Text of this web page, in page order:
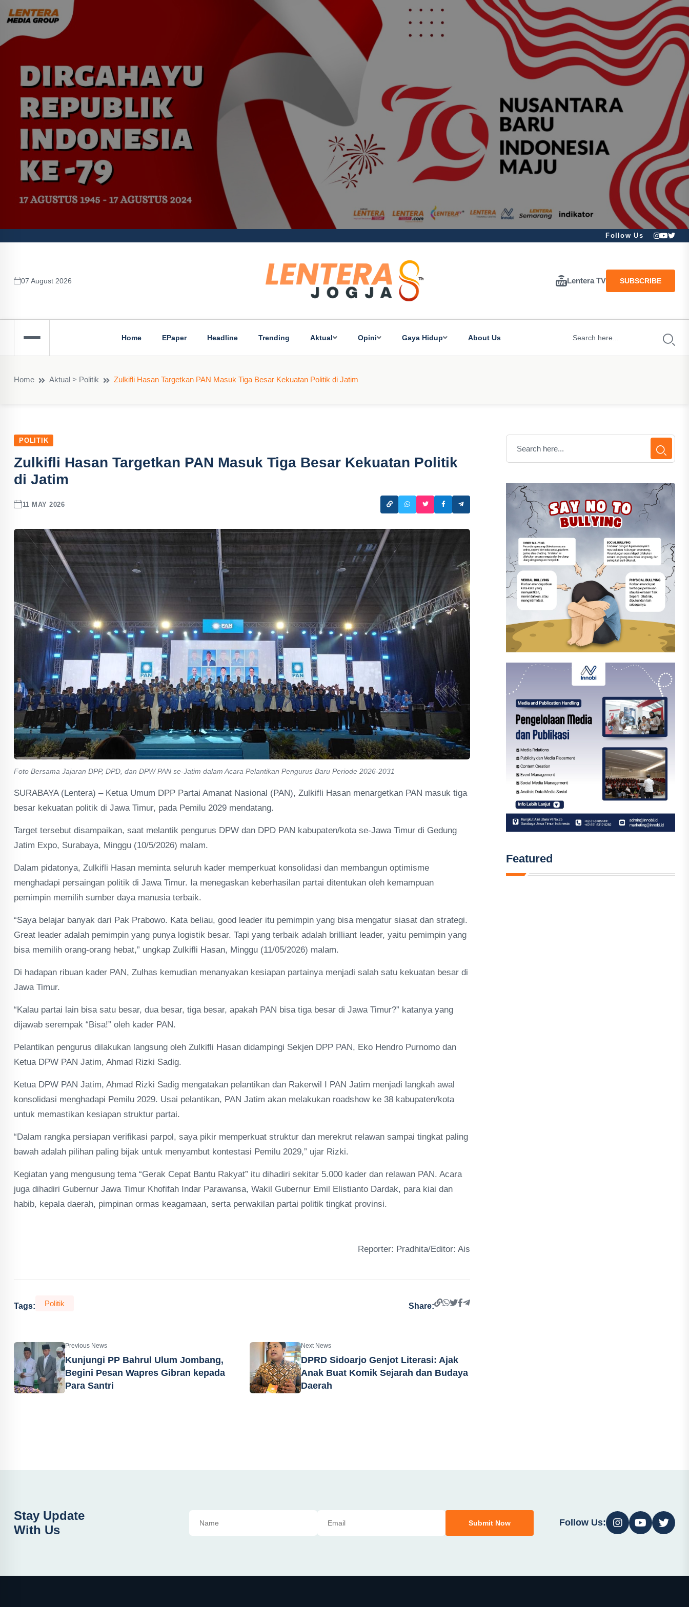
Follow Us
07 August 2026 Lentera TV SUBSCRIBE
Home EPaper Headline Trending Aktual Opini Gaya Hidup About Us
Home Aktual > Politik Zulkifli Hasan Targetkan PAN Masuk Tiga Besar Kekuatan Politik di Jatim
POLITIK
Zulkifli Hasan Targetkan PAN Masuk Tiga Besar Kekuatan Politik
di Jatim
11 MAY 2026
Foto Bersama Jajaran DPP, DPD, dan DPW PAN se-Jatim dalam Acara Pelantikan Pengurus Baru Periode 2026-2031
SURABAYA (Lentera) – Ketua Umum DPP Partai Amanat Nasional (PAN), Zulkifli Hasan menargetkan PAN masuk tiga
besar kekuatan politik di Jawa Timur, pada Pemilu 2029 mendatang.
Target tersebut disampaikan, saat melantik pengurus DPW dan DPD PAN kabupaten/kota se-Jawa Timur di Gedung
Jatim Expo, Surabaya, Minggu (10/5/2026) malam.
Dalam pidatonya, Zulkifli Hasan meminta seluruh kader memperkuat konsolidasi dan membangun optimisme
menghadapi persaingan politik di Jawa Timur. Ia menegaskan keberhasilan partai ditentukan oleh kemampuan
pemimpin memilih sumber daya manusia terbaik.
“Saya belajar banyak dari Pak Prabowo. Kata beliau, good leader itu pemimpin yang bisa mengatur siasat dan strategi.
Great leader adalah pemimpin yang punya logistik besar. Tapi yang terbaik adalah brilliant leader, yaitu pemimpin yang
bisa memilih orang-orang hebat,” ungkap Zulkifli Hasan, Minggu (11/05/2026) malam.
Di hadapan ribuan kader PAN, Zulhas kemudian menanyakan kesiapan partainya menjadi salah satu kekuatan besar di
Jawa Timur.
“Kalau partai lain bisa satu besar, dua besar, tiga besar, apakah PAN bisa tiga besar di Jawa Timur?” katanya yang
dijawab serempak “Bisa!” oleh kader PAN.
Pelantikan pengurus dilakukan langsung oleh Zulkifli Hasan didampingi Sekjen DPP PAN, Eko Hendro Purnomo dan
Ketua DPW PAN Jatim, Ahmad Rizki Sadig.
Ketua DPW PAN Jatim, Ahmad Rizki Sadig mengatakan pelantikan dan Rakerwil I PAN Jatim menjadi langkah awal
konsolidasi menghadapi Pemilu 2029. Usai pelantikan, PAN Jatim akan melakukan roadshow ke 38 kabupaten/kota
untuk memastikan kesiapan struktur partai.
“Dalam rangka persiapan verifikasi parpol, saya pikir memperkuat struktur dan merekrut relawan sampai tingkat paling
bawah adalah pilihan paling bijak untuk menyambut kontestasi Pemilu 2029,” ujar Rizki.
Kegiatan yang mengusung tema “Gerak Cepat Bantu Rakyat” itu dihadiri sekitar 5.000 kader dan relawan PAN. Acara
juga dihadiri Gubernur Jawa Timur Khofifah Indar Parawansa, Wakil Gubernur Emil Elistianto Dardak, para kiai dan
habib, kepala daerah, pimpinan ormas keagamaan, serta perwakilan partai politik tingkat provinsi.
Reporter: Pradhita/Editor: Ais
Tags: Politik Share:
Previous News
Kunjungi PP Bahrul Ulum Jombang,
Begini Pesan Wapres Gibran kepada
Para Santri
Next News
DPRD Sidoarjo Genjot Literasi: Ajak
Anak Buat Komik Sejarah dan Budaya
Daerah
Featured
Stay Update
With Us
Submit Now Follow Us: